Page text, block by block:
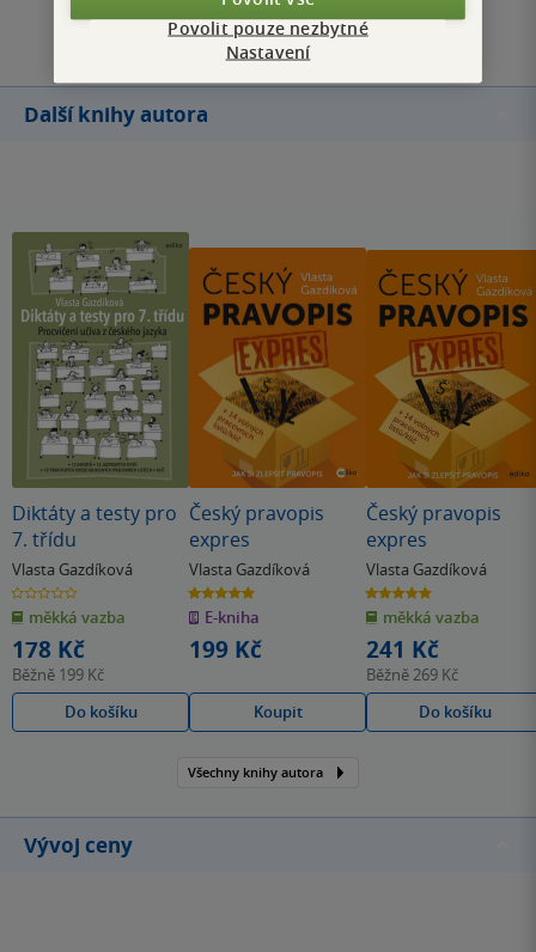
Přidat hodnocení
Další knihy autora
Diktáty a testy pro
7. třídu
Vlasta Gazdíková
0.0
z
5
hvězdiček
měkká vazba
178 Kč
Běžně 199 Kč
Do košíku
Český pravopis
expres
Vlasta Gazdíková
5.0
z
5
hvězdiček
E-kniha
199 Kč
Koupit
Český pravopis
expres
Vlasta Gazdíková
5.0
z
5
hvězdiček
měkká vazba
241 Kč
Běžně269 Kč
Do košíku
Všechny knihy autora
Vývoj ceny
Povolit pouze nezbytné
Nastavení